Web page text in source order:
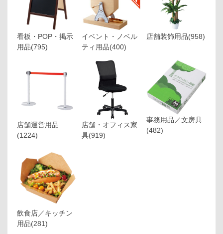
看板・POP・掲示
用品(795)
イベント・ノベル
ティ用品(400)
店舗装飾用品(958)
店舗運営用品
(1224)
店舗・オフィス家
具(919)
事務用品／文房具
(482)
飲食店／キッチン
用品(281)